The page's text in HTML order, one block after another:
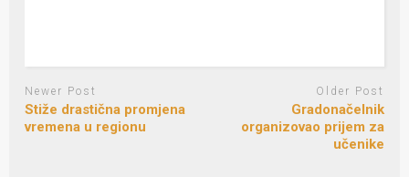
Newer Post
Stiže drastična promjena
vremena u regionu
Older Post
Gradonačelnik
organizovao prijem za
učenike